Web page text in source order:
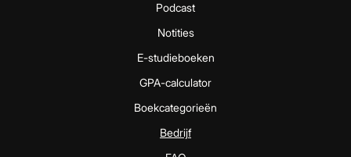
Podcast
Notities
E-studieboeken
GPA-calculator
Boekcategorieën
Bedrijf